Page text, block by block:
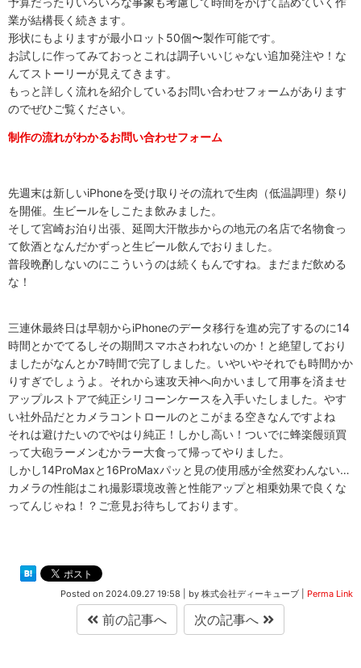
業が結構長く続きます。
形状にもよりますが最小ロット50個〜製作可能です。
お試しに作ってみておっとこれは調子いいじゃない追加発注や！な
んてストーリーが見えてきます。
もっと詳しく流れを紹介しているお問い合わせフォームがあります
のでぜひご覧ください。
制作の流れがわかるお問い合わせフォーム
先週末は新しいiPhoneを受け取りその流れで生肉（低温調理）祭り
を開催。生ビールをしこたま飲みました。
そして宮崎お泊り出張、延岡大汗散歩からの地元の名店で名物食っ
て飲酒となんだかずっと生ビール飲んでおりました。
普段晩酌しないのにこういうのは続くもんですね。まだまだ飲める
な！
三連休最終日は早朝からiPhoneのデータ移行を進め完了するのに14
時間とかでてるしその期間スマホさわれないのか！と絶望しており
ましたがなんとか7時間で完了しました。いやいやそれでも時間かか
りすぎでしょうよ。それから速攻天神へ向かいまして用事を済ませ
アップルストアで純正シリコーンケースを入手いたしました。やす
い社外品だとカメラコントロールのとこがまる空きなんですよね
それは避けたいのでやはり純正！しかし高い！ついでに蜂楽饅頭買
って大砲ラーメンむかラー大食って帰ってやりました。
しかし14ProMaxと16ProMaxパッと見の使用感が全然変わんない…
カメラの性能はこれ撮影環境改善と性能アップと相乗効果で良くな
ってんじゃね！？ご意見お待ちしております。
Posted on 2024.09.27 19:58 by 株式会社ディーキューブ Perma Link
前の記事へ 次の記事へ